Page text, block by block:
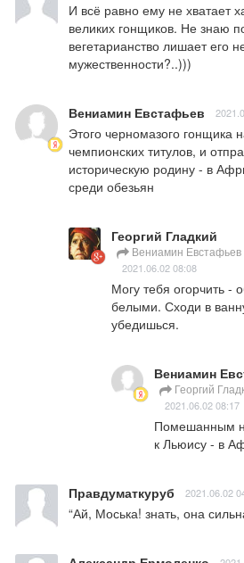
И всё равно ему не хватает
великих гонщиков. Не знаю
вегетарианство лишает его
мужественности?..)))
Вениамин Евстафьев
Этого черномазого гонщика
чемпионских титулов, и
историческую родину - в
среди обезьян
Георгий Гладкий
Вениамин Евстафьев
2021.06.02 08:08
Могу тебя огорчить -
белыми. Сходи в
убедишься.
Вениамин
Георгий
2021.06.02 08:17
Помешанным
к Льюису - в
Правдуматкуруб 2021.06.02
“Ай, Моська! знать, она